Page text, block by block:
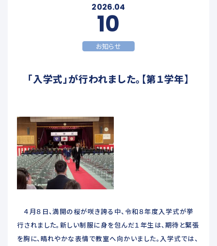
学校案内
FUTURE CREATION DEPARTMENT
教育関係者へ
交通アクセス
各種届出用紙ダウンロード
2026.04
10
お知らせ
「入学式」が行われました。【第１学年】
４月８日、満開の桜が咲き誇る中、令和８年度入学式が挙
行されました。新しい制服に身を包んだ１年生は、期待と緊張
を胸に、晴れやかな表情で教室へ向かいました。入学式では、